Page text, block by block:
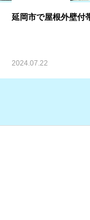
延岡市で屋根外壁付
2024.07.22